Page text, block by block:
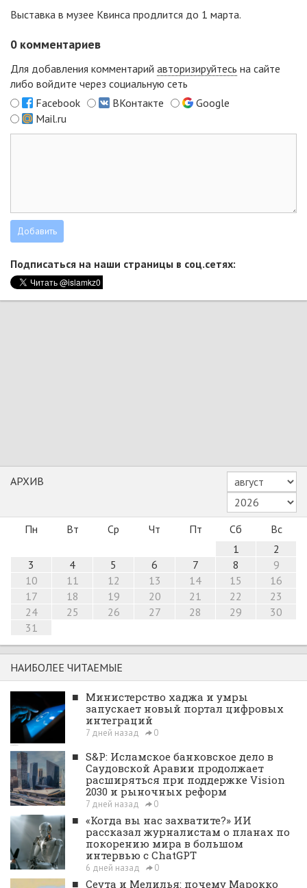
Выставка в музее Квинса продлится до 1 марта.
0 комментариев
Для добавления комментарий авторизируйтесь на сайте
либо войдите через социальную сеть
Facebook
ВКонтакте
Google
Mail.ru
Подписаться на наши страницы в соц.сетях:
АРХИВ
Пн Вт Ср Чт Пт Сб
Вс
1
2
3
4 5 6 7 8
9
10
11 12 13 14 15
16
17
18 19 20 21 22
23
24
25 26 27 28 29
30
31
НАИБОЛЕЕ ЧИТАЕМЫЕ
■ Министерство хаджа и умры
запускает новый портал цифровых
интеграций
7 дней назад 0
■ S&P: Исламское банковское дело в
Саудовской Аравии продолжает
расширяться при поддержке Vision
2030 и рыночных реформ
7 дней назад 0
■ «Когда вы нас захватите?» ИИ
рассказал журналистам о планах по
покорению мира в большом
интервью с ChatGPT
6 дней назад 0
■ Сеута и Мелилья: почему Марокко